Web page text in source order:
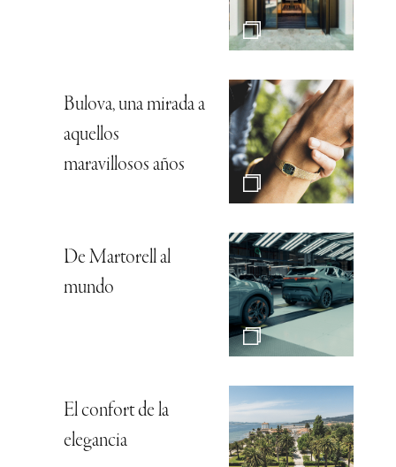
Bulova, una mirada a
aquellos
maravillosos años
De Martorell al
mundo
El confort de la
elegancia